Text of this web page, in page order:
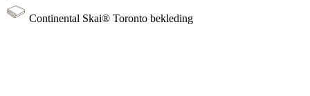
Continental Skai® Toronto bekleding